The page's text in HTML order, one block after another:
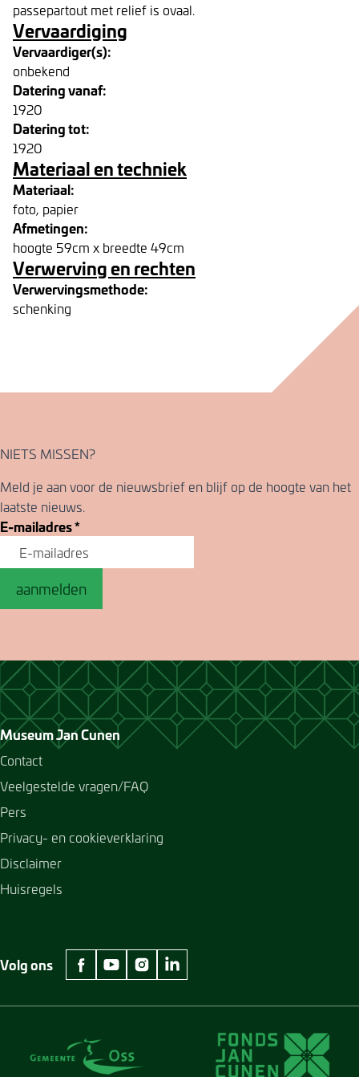
passepartout met relief is ovaal.
Vervaardiging
Vervaardiger(s):
onbekend
Datering vanaf:
1920
Datering tot:
1920
Materiaal en techniek
Materiaal:
foto, papier
Afmetingen:
hoogte 59cm x breedte 49cm
Verwerving en rechten
Verwervingsmethode:
schenking
NIETS MISSEN?
Meld je aan voor de nieuwsbrief en blijf op de hoogte van het
laatste nieuws.
E-mailadres*
aanmelden
Museum Jan Cunen
Contact
Veelgestelde vragen/FAQ
Pers
Privacy- en cookieverklaring
Disclaimer
Huisregels
Volg ons
facebook Museum Jan Cunen
youtube Museum Jan Cunen
instagram Museum Jan Cunen
linkedin Museum Jan Cunen